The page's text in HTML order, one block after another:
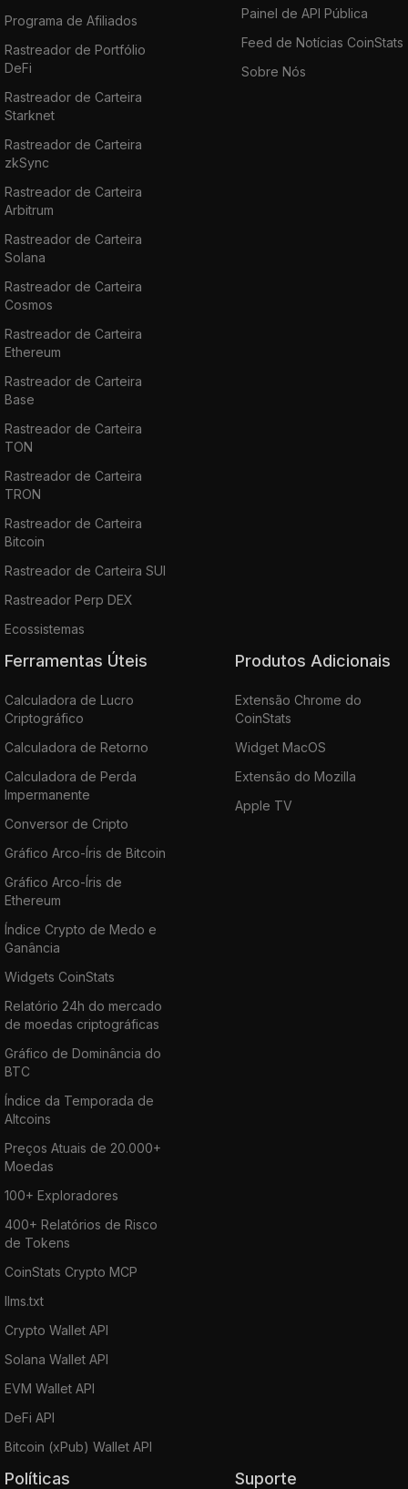
Programa de Afiliados
Rastreador de Portfólio
DeFi
Rastreador de Carteira
Starknet
Rastreador de Carteira
zkSync
Rastreador de Carteira
Arbitrum
Rastreador de Carteira
Solana
Rastreador de Carteira
Cosmos
Rastreador de Carteira
Ethereum
Rastreador de Carteira
Base
Rastreador de Carteira
TON
Rastreador de Carteira
TRON
Rastreador de Carteira
Bitcoin
Rastreador de Carteira SUI
Rastreador Perp DEX
Ecossistemas
Painel de API Pública
Feed de Notícias CoinStats
Sobre Nós
Ferramentas Úteis
Calculadora de Lucro
Criptográfico
Calculadora de Retorno
Calculadora de Perda
Impermanente
Conversor de Cripto
Gráfico Arco-Íris de Bitcoin
Gráfico Arco-Íris de
Ethereum
Índice Crypto de Medo e
Ganância
Widgets CoinStats
Relatório 24h do mercado
de moedas criptográficas
Gráfico de Dominância do
BTC
Índice da Temporada de
Altcoins
Preços Atuais de 20.000+
Moedas
100+ Exploradores
400+ Relatórios de Risco
de Tokens
CoinStats Crypto MCP
llms.txt
Crypto Wallet API
Solana Wallet API
EVM Wallet API
DeFi API
Bitcoin (xPub) Wallet API
Produtos Adicionais
Extensão Chrome do
CoinStats
Widget MacOS
Extensão do Mozilla
Apple TV
Políticas Suporte